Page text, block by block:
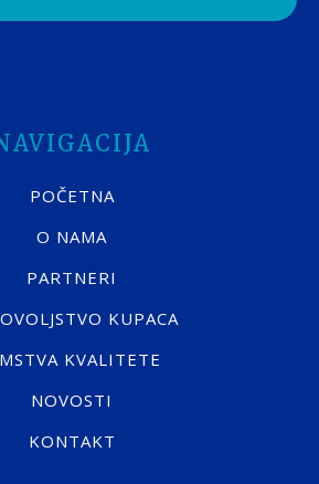
POČETNA
O NAMA
PARTNERI
KUPACA
KVALITETE
NOVOSTI
KONTAKT